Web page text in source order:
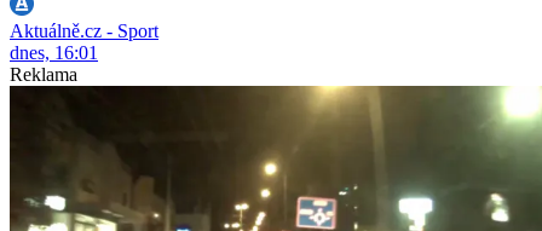
Aktuálně.cz - Sport
dnes, 16:01
Reklama